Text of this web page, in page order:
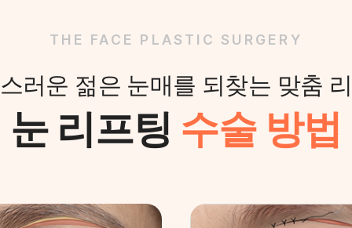
THE FACE PLASTIC SURGERY
러운 젊은 눈매를 되찾는 맞춤
눈 리프팅 수술 방법